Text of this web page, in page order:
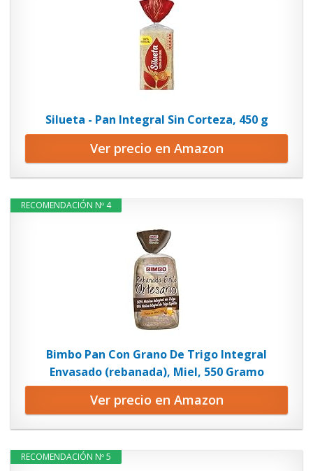
Silueta - Pan Integral Sin Corteza, 450 g
Ver precio en Amazon
RECOMENDACIÓN Nº 4
Bimbo Pan Con Grano De Trigo Integral
Envasado (rebanada), Miel, 550 Gramo
Ver precio en Amazon
RECOMENDACIÓN Nº 5